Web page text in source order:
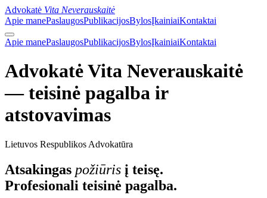
Advokatė Vita Neverauskaitė
Apie manePaslaugosPublikacijosBylosĮkainiaiKontaktai
Apie manePaslaugosPublikacijosBylosĮkainiaiKontaktai
Advokatė Vita Neverauskaitė
— teisinė pagalba ir
atstovavimas
Lietuvos Respublikos Advokatūra
Atsakingas požiūris į teisę.
Profesionali teisinė pagalba.